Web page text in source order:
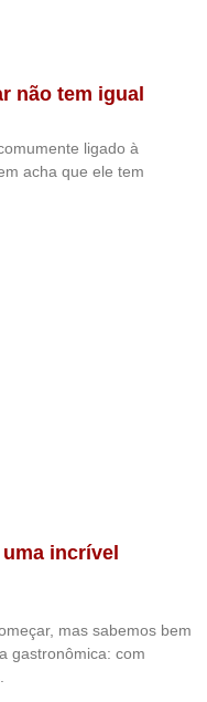
não tem igual
ligado à
acha que ele tem
incrível
mas sabemos bem
gastronômica: com